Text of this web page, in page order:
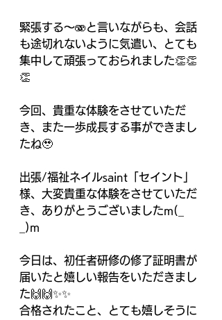
緊張する〜🫨と言いながらも、会話
も途切れないように気遣い、とても
集中して頑張っておられました👏👏
👏
今回、貴重な体験をさせていただ
き、また一歩成長する事ができまし
たね🥹
出張/福祉ネイルsaint「セイント」
様、大変貴重な体験をさせていただ
き、ありがとうございましたm(_
_)m
今日は、初任者研修の修了証明書が
届いたと嬉しい報告をいただきまし
た🙌🙌✨✨
合格されたこと、とても嬉しそうに